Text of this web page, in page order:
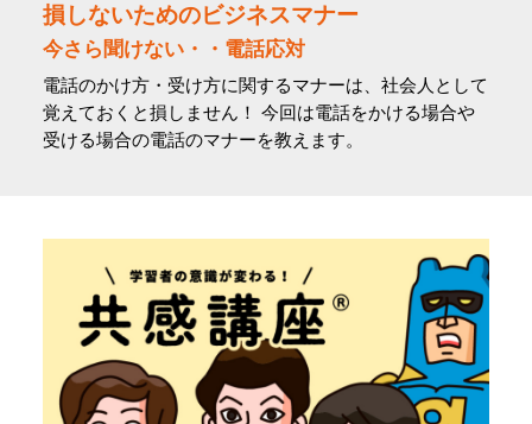
損しないためのビジネスマナー
今さら聞けない・・電話応対
電話のかけ方・受け方に関するマナーは、社会人として
覚えておくと損しません！ 今回は電話をかける場合や
受ける場合の電話のマナーを教えます。